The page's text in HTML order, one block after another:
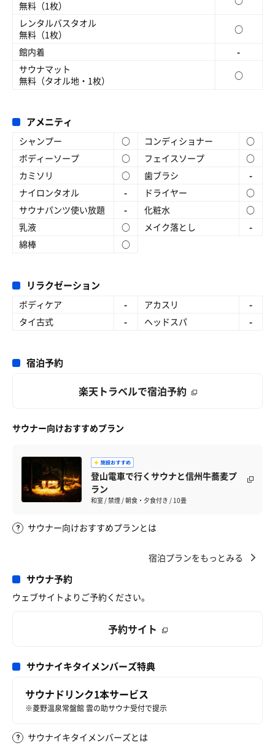
無料（1枚）
レンタルバスタオル
無料（1枚）
○
館内着
-
サウナマット
無料（タオル地・1枚）
○
アメニティ
シャンプー ○ コンディショナー
○
ボディーソープ
○ フェイスソープ
○
カミソリ
○ 歯ブラシ
-
ナイロンタオル
- ドライヤー
○
サウナパンツ使い放題
- 化粧水
○
乳液
○ メイク落とし
-
綿棒
○
リラクゼーション
ボディケア - アカスリ
-
タイ古式
- ヘッドスパ -
宿泊予約
楽天トラベルで宿泊予約
サウナー向けおすすめプラン
登山電車で行くサウナと信州牛蕎麦プ
ラン
和室 / 禁煙 / 朝食・夕食付き / 10畳
サウナー向けおすすめプランとは
宿泊プランをもっとみる
サウナ予約
ウェブサイトよりご予約ください。
予約サイト
サウナイキタイメンバーズ特典
サウナドリンク1本サービス
※菱野温泉常盤館 雲の助サウナ受付で提示
サウナイキタイメンバーズとは